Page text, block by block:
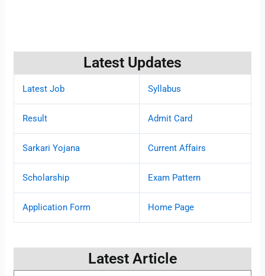
Latest Updates
Latest Job Syllabus
Result Admit Card
Sarkari Yojana Current Affairs
Scholarship Exam Pattern
Application Form Home Page
Latest Article